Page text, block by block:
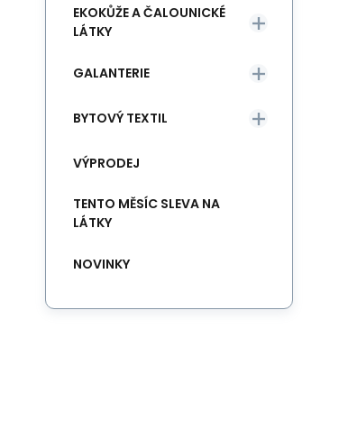
EKOKŮŽE A ČALOUNICKÉ
LÁTKY
GALANTERIE
BYTOVÝ TEXTIL
VÝPRODEJ
TENTO MĚSÍC SLEVA NA
LÁTKY
NOVINKY